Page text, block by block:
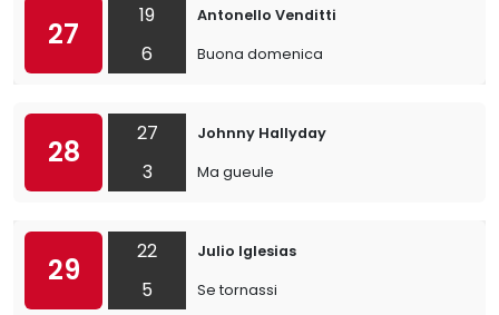
27
19
6
Antonello Venditti
Buona domenica
28
27
3
Johnny Hallyday
Ma gueule
29
22
5
Julio Iglesias
Se tornassi